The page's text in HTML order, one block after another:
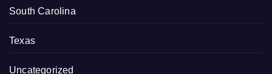
South Carolina
Texas
Uncategorized